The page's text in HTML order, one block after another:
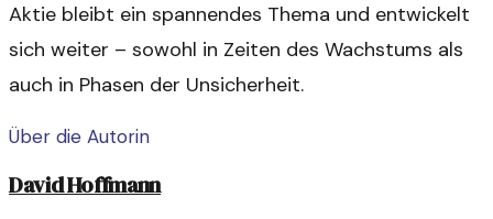
Aktie bleibt ein spannendes Thema und entwickelt
sich weiter – sowohl in Zeiten des Wachstums als
auch in Phasen der Unsicherheit.
Über die Autorin
David Hoffmann